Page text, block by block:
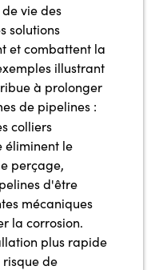
vie des
solutions
et combattent la
illustrant
à prolonger
de pipelines :
colliers
éliminent le
perçage,
d'être
mécaniques
la corrosion.
plus rapide
de